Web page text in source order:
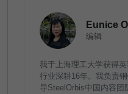
Eunice
编辑
我于上海理工大学获得
行业深耕16年。我负责
导SteelOrbis中国内容团